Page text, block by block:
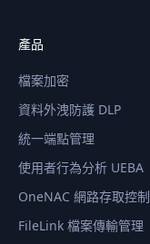
產品
檔案加密
資料外洩防護 DLP
統一端點管理
使用者行為分析 UEBA
OneNAC 網路存取控制
FileLink 檔案傳輸管理